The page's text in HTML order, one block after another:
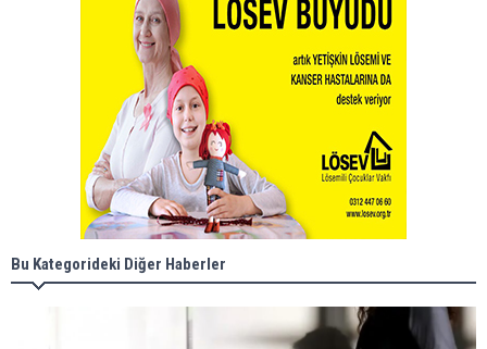
Bu Kategorideki Diğer Haberler